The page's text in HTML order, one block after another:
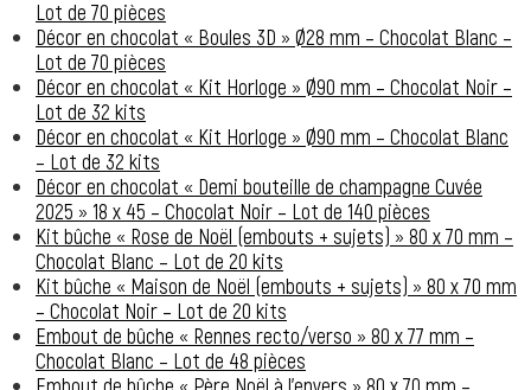
Lot de 70 pièces
Décor en chocolat « Boules 3D » Ø28 mm – Chocolat Blanc –
Lot de 70 pièces
Décor en chocolat « Kit Horloge » Ø90 mm – Chocolat Noir –
Lot de 32 kits
Décor en chocolat « Kit Horloge » Ø90 mm – Chocolat Blanc
– Lot de 32 kits
Décor en chocolat « Demi bouteille de champagne Cuvée
2025 » 18 x 45 – Chocolat Noir – Lot de 140 pièces
Kit bûche « Rose de Noël (embouts + sujets) » 80 x 70 mm –
Chocolat Blanc – Lot de 20 kits
Kit bûche « Maison de Noël (embouts + sujets) » 80 x 70 mm
– Chocolat Noir – Lot de 20 kits
Embout de bûche « Rennes recto/verso » 80 x 77 mm –
Chocolat Blanc – Lot de 48 pièces